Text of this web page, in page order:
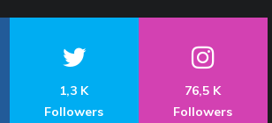
1,3 K
Followers
76,5 K
Followers